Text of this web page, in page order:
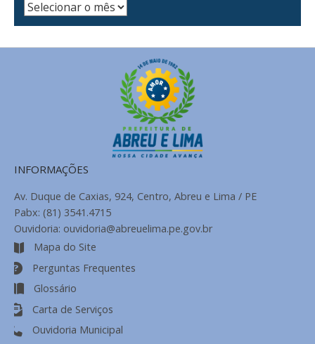
Arquivo
INFORMAÇÕES
Av. Duque de Caxias, 924, Centro, Abreu e Lima / PE
Pabx: (81) 3541.4715
Ouvidoria: ouvidoria@abreuelima.pe.gov.br
Mapa do Site
Perguntas Frequentes
Glossário
Carta de Serviços
Ouvidoria Municipal